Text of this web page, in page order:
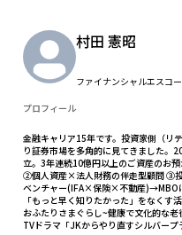
村田 憲昭
ファイナンシャルエスコ
プロフィール
金融キャリア15年です。投資家側（リ
り証券市場を多角的に見てきました。
立。3年連続10億円以上のご資産のお預かりを頂いてお
②個人資産×法人財務の伴走型顧問 ③投資教育 ■経歴 野村證券(PB・投資
ベンチャー(IFA×保険×不動産)→MBOにてオーナー経営
「もっと早く知りたかった」をなくす
おふたりさまぐらし~健康で文化的な
TVドラマ「JKからやり直すシルバー